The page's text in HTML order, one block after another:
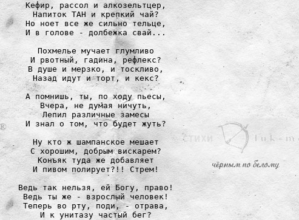
Кефир, рассол и алкозельтцер,
Напиток ТАН и крепкий чай?
Но ноет все же сильно тельце,
И в голове - долбежка свай...
Похмелье мучает глумливо
И рвотный, гадина, рефлекс?
В душе и мерзко, и тоскливо,
Назад идут и торт, и кекс?
А помнишь, ты, по ходу пьесы,
Вчера, не думая ничуть,
Лепил различные замесы
И знал о том, что будет жуть?
Ну кто ж шампанское мешает
С хорошим, добрым вискарем?
Конъяк туда же добавляет
И пивом полирует?!! Стрем!
Ведь так нельзя, ей Богу, право!
Ведь ты же - взрослый человек!
Теперь во рту, поди, - отрава,
И к унитазу частый бег?